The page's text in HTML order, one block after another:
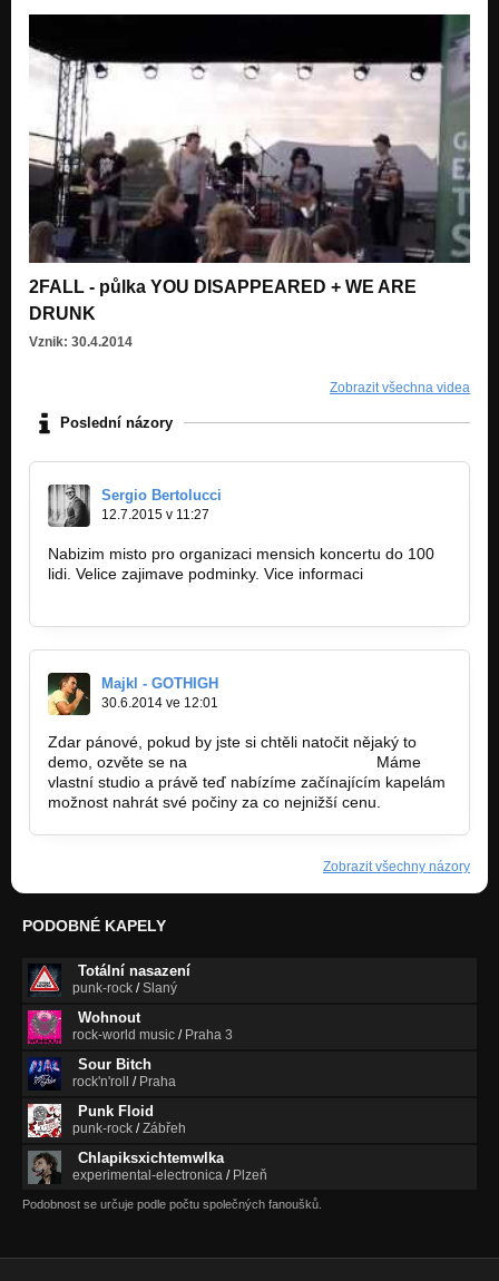
2FALL - půlka YOU DISAPPEARED + WE ARE
DRUNK
Vznik: 30.4.2014
Zobrazit všechna videa
Poslední názory
Sergio Bertolucci
12.7.2015 v 11:27
Nabizim misto pro organizaci mensich koncertu do 100
lidi. Velice zajimave podminky. Vice informaci
Majkl - GOTHIGH
30.6.2014 ve 12:01
Zdar pánové, pokud by jste si chtěli natočit nějaký to
demo, ozvěte se na
Máme
vlastní studio a právě teď nabízíme začínajícím kapelám
možnost nahrát své počiny za co nejnižší cenu.
Zobrazit všechny názory
PODOBNÉ KAPELY
Totální nasazení
punk-rock /Slaný
Wohnout
rock-world music / Praha 3
Sour Bitch
rock'n'roll / Praha
Punk Floid
punk-rock /Zábřeh
Chlapiksxichtemwlka
experimental-electronica / Plzeň
Podobnost se určuje podle počtu společných fanoušků.